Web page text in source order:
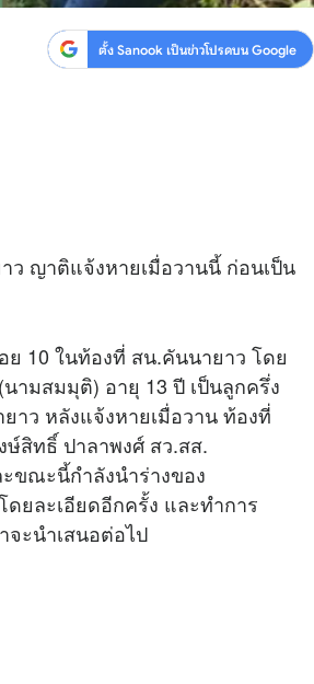
ตั้ง Sanook เป็นข่าวโปรดบน Google
ญาติแจ้งหายเมื่อวานนี้ ก่อนเป็น
10 ในท้องที่ สน.คันนายาว โดย
ามสมมุติ) อายุ 13 ปี เป็นลูกครึ่ง
าว หลังแจ้งหายเมื่อวาน ท้องที่
สิทธิ์ ปาลาพงศ์ สว.สส.
ขณะนี้กำลังนำร่างของ
ยละเอียดอีกครั้ง และทำการ
ะนำเสนอต่อไป